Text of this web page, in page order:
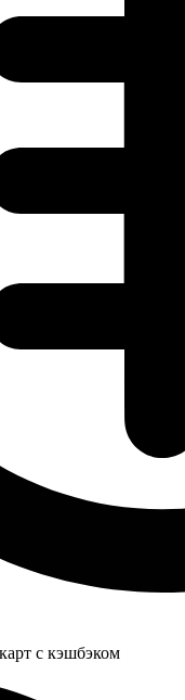
с кэшбэком